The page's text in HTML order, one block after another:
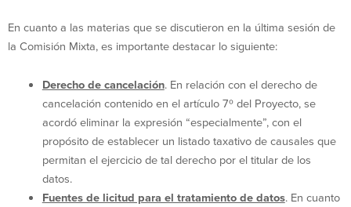
En cuanto a las materias que se discutieron en la última sesión de
la Comisión Mixta, es importante destacar lo siguiente:
Derecho de cancelación. En relación con el derecho de
cancelación contenido en el artículo 7º del Proyecto, se
acordó eliminar la expresión “especialmente”, con el
propósito de establecer un listado taxativo de causales que
permitan el ejercicio de tal derecho por el titular de los
datos.
Fuentes de licitud para el tratamiento de datos. En cuanto